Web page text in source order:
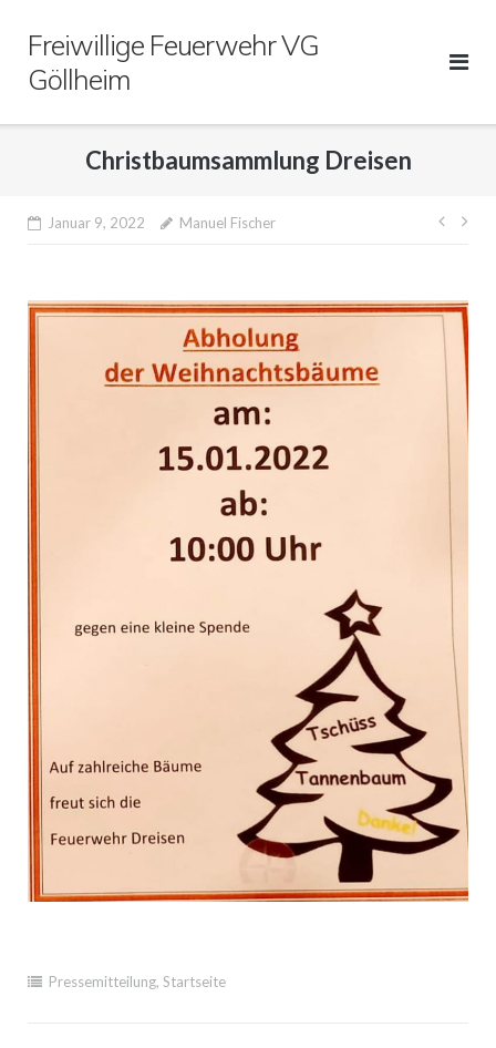
Freiwillige Feuerwehr VG
Göllheim
Christbaumsammlung Dreisen
Januar 9, 2022 Manuel Fischer
Pressemitteilung, Startseite